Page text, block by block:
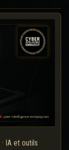
· IA et outils